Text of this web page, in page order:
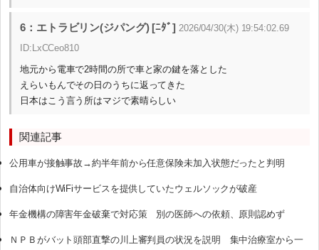
6：エトラビリン(ジパング) [ﾆﾀﾞ] 2026/04/30(木) 19:54:02.69
ID:LxCCeo810
地元から電車で2時間の所で車と家の鍵を落とした
えらいもんでその日のうちに返ってきた
日本はこう言う所はマジで素晴らしい
関連記事
公用車が接触事故→約半年前から任意保険未加入状態だったと判明
自治体向けWiFiサービスを提供していたウェルソックが破産
年金機構の障害年金破棄で対応策 別の医師への依頼、原則認めず
ＮＰＢがバット頭部直撃の川上審判員の状況を説明 集中治療室から一